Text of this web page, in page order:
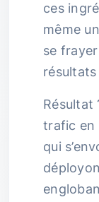
ces
même
se
Résultat
trafic en
qui